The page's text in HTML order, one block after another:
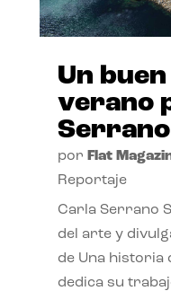
Un
verano
Serrano
por Flat
Reportaje
Carla Serrano
del arte y
de Una historia
dedica su